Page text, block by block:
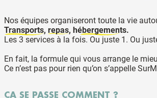
Nos équipes organiseront toute la vie
Transports, repas, hébergements.
Les 3 services à la fois. Ou juste 1. Ou
En fait, la formule qui vous arrange le
Ce n’est pas pour rien qu’on s’appelle
ÇA SE PASSE COMMENT ?